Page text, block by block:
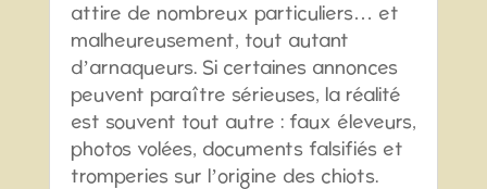
attire de nombreux particuliers… et
malheureusement, tout autant
d’arnaqueurs. Si certaines annonces
peuvent paraître sérieuses, la réalité
est souvent tout autre : faux éleveurs,
photos volées, documents falsifiés et
tromperies sur l’origine des chiots.